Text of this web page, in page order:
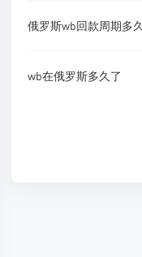
俄罗斯wb回款周期多久
wb在俄罗斯多久了